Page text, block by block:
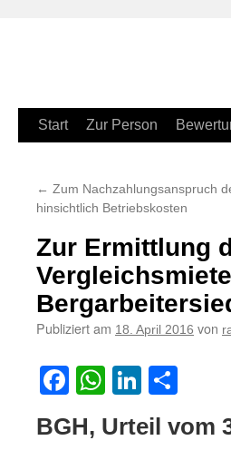
Zum
springen
Start Zur Person
← Zum Nachzahlungsanspruch
hinsichtlich Betriebskosten
Zur Ermittlung
Publiziert am 18. April 2016 von
Facebook
WhatsApp
BGH, Urteil vom